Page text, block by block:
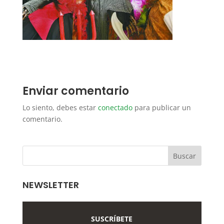
Enviar comentario
Lo siento, debes estar conectadopara publicar un
comentario.
NEWSLETTER
SUSCRÍBETE